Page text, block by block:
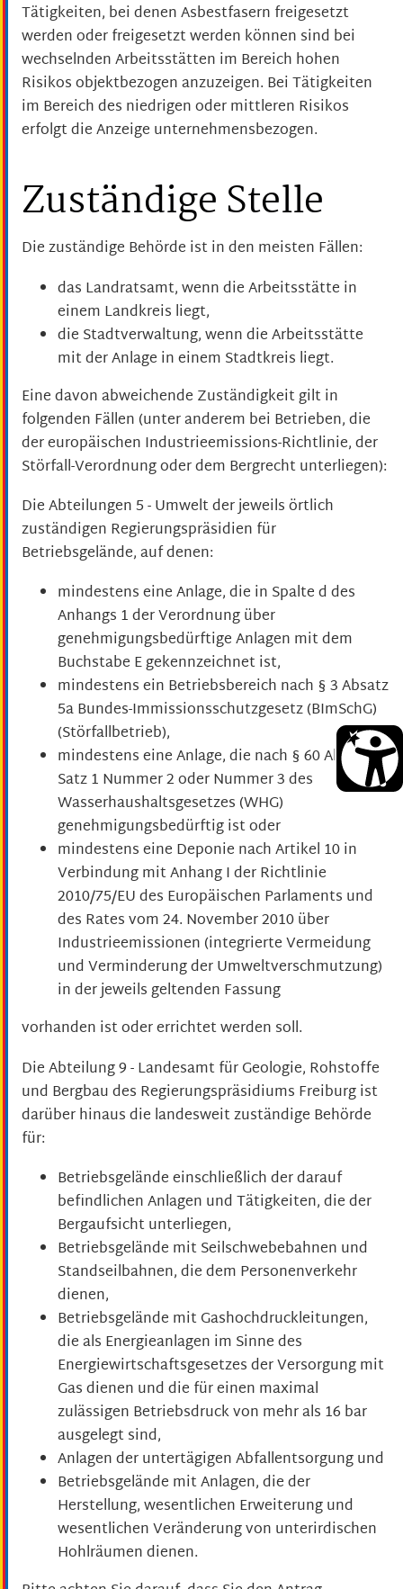
Tätigkeiten, bei denen Asbestfasern freigesetzt
werden oder freigesetzt werden können sind bei
wechselnden Arbeitsstätten im Bereich hohen
Risikos objektbezogen anzuzeigen. Bei Tätigkeiten
im Bereich des niedrigen oder mittleren Risikos
erfolgt die Anzeige unternehmensbezogen.
Zuständige Stelle
Die zuständige Behörde ist in den meisten Fällen:
das Landratsamt, wenn die Arbeitsstätte in
einem Landkreis liegt,
die Stadtverwaltung, wenn die Arbeitsstätte
mit der Anlage in einem Stadtkreis liegt.
Eine davon abweichende Zuständigkeit gilt in
folgenden Fällen (unter anderem bei Betrieben, die
der europäischen Industrieemissions-Richtlinie, der
Störfall-Verordnung oder dem Bergrecht unterliegen):
Die Abteilungen 5 - Umwelt der jeweils örtlich
zuständigen Regierungspräsidien für
Betriebsgelände, auf denen:
mindestens eine Anlage, die in Spalte d des
Anhangs 1 der Verordnung über
genehmigungsbedürftige Anlagen mit dem
Buchstabe E gekennzeichnet ist,
mindestens ein Betriebsbereich nach § 3 Absatz
5a Bundes-Immissionsschutzgesetz (BImSchG)
(Störfallbetrieb),
mindestens eine Anlage, die nach § 60 Absatz 3
Satz 1 Nummer 2 oder Nummer 3 des
Wasserhaushaltsgesetzes (WHG)
genehmigungsbedürftig ist oder
mindestens eine Deponie nach Artikel 10 in
Verbindung mit Anhang I der Richtlinie
2010/75/EU des Europäischen Parlaments und
des Rates vom 24. November 2010 über
Industrieemissionen (integrierte Vermeidung
und Verminderung der Umweltverschmutzung)
in der jeweils geltenden Fassung
vorhanden ist oder errichtet werden soll.
Die Abteilung 9 - Landesamt für Geologie, Rohstoffe
und Bergbau des Regierungspräsidiums Freiburg ist
darüber hinaus die landesweit zuständige Behörde
für:
Betriebsgelände einschließlich der darauf
befindlichen Anlagen und Tätigkeiten, die der
Bergaufsicht unterliegen,
Betriebsgelände mit Seilschwebebahnen und
Standseilbahnen, die dem Personenverkehr
dienen,
Betriebsgelände mit Gashochdruckleitungen,
die als Energieanlagen im Sinne des
Energiewirtschaftsgesetzes der Versorgung mit
Gas dienen und die für einen maximal
zulässigen Betriebsdruck von mehr als 16 bar
ausgelegt sind,
Anlagen der untertägigen Abfallentsorgung und
Betriebsgelände mit Anlagen, die der
Herstellung, wesentlichen Erweiterung und
wesentlichen Veränderung von unterirdischen
Hohlräumen dienen.